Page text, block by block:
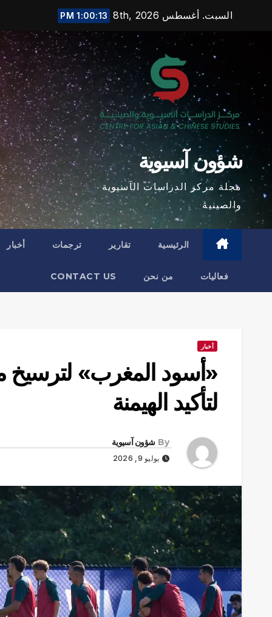
content
السبت. أغسطس 8th, 2026 1:00:14 PM
شؤون آسيوية
مجلة مركز الدراسات الآسيوية
والصينية
الرئيسية تقارير ترجمات أخبار
فعاليات من نحن CONTACT US
أخبار
«أسود المغرب» لترسيخ
لتأكيد الهيمنة
By شؤون آسيوية
يوليو 9, 2026